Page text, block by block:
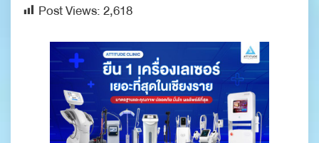
Post Views:2,618